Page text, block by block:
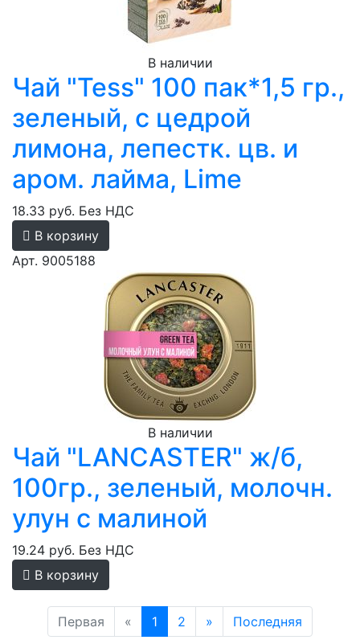
В наличии
Чай "Tess" 100 пак*1,5 гр.,
зеленый, с цедрой
лимона, лепестк. цв. и
аром. лайма, Lime
18.33 руб. Без НДС
В корзину
Арт. 9005188
В наличии
Чай "LANCASTER" ж/б,
100гр., зеленый, молочн.
улун с малиной
19.24 руб. Без НДС
В корзину
Первая « 1 2 » Последняя